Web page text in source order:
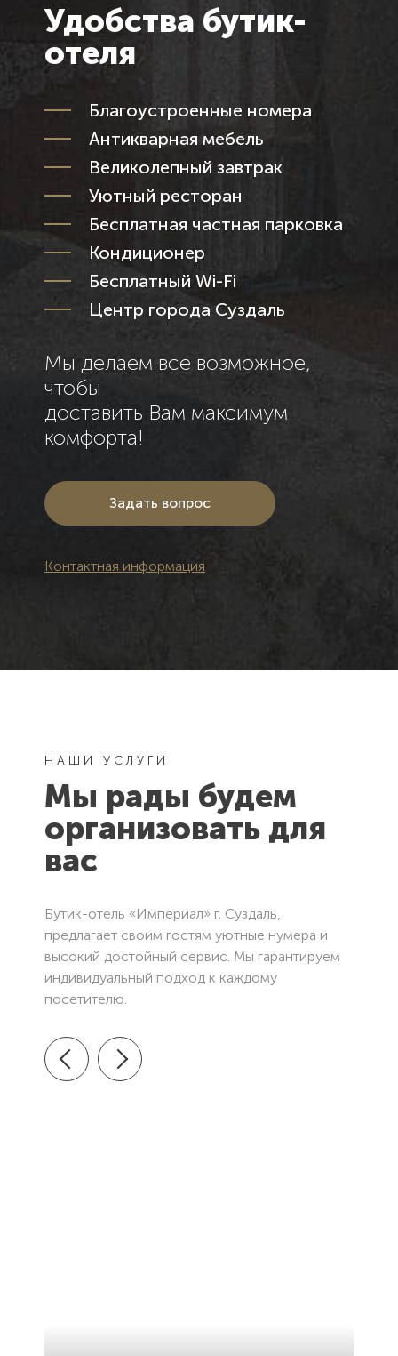
зовут?
Отправляя
форму Вы
соглашаетесь
с
Отправить
зовут?
Отправляя
форму Вы
соглашаетесь
с
Отправить
Закрыть
Удобства бутик-
отеля
Благоустроенные номера
Антикварная мебель
Великолепный завтрак
Уютный ресторан
Бесплатная частная парковка
Кондиционер
Бесплатный Wi-Fi
Центр города Суздаль
Мы делаем все возможное,
чтобы
доставить Вам максимум
комфорта!
Задать вопрос
Контактная информация
НАШИ УСЛУГИ
Мы рады будем
организовать для
вас
Бутик-отель «Империал» г. Суздаль,
предлагает своим гостям уютные нумера и
высокий достойный сервис. Мы гарантируем
индивидуальный подход к каждому
посетителю.